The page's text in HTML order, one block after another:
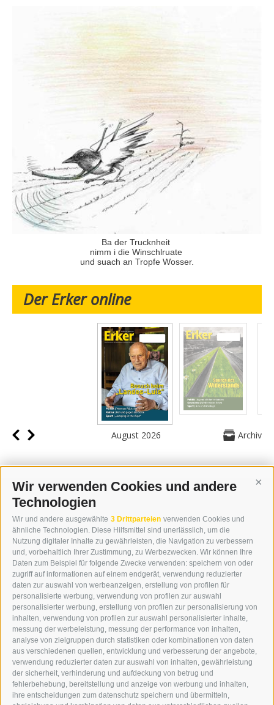
Wir verwenden Cookies und andere
Technologien
Wir und andere ausgewählte 3 Drittparteien verwenden Cookies und
ähnliche Technologien. Diese Hilfsmittel sind unerlässlich, um die
Nutzung digitaler Inhalte zu gewährleisten, die Navigation zu verbessern
und, vorbehaltlich Ihrer Zustimmung, zu Werbezwecken. Wir können Ihre
Daten zum Beispiel für folgende Zwecke verwenden: speichern von oder
zugriff auf informationen auf einem endgerät, verwendung reduzierter
daten zur auswahl von werbeanzeigen, erstellung von profilen für
personalisierte werbung, verwendung von profilen zur auswahl
personalisierter werbung, erstellung von profilen zur personalisierung von
inhalten, verwendung von profilen zur auswahl personalisierter inhalte,
messung der werbeleistung, messung der performance von inhalten,
analyse von zielgruppen durch statistiken oder kombinationen von daten
aus verschiedenen quellen, entwicklung und verbesserung der angebote,
verwendung reduzierter daten zur auswahl von inhalten, gewährleistung
der sicherheit, verhinderung und aufdeckung von betrug und
fehlerbehebung, bereitstellung und anzeige von werbung und inhalten,
ihre entscheidungen zum datenschutz speichern und übermitteln,
Ba der Trucknheit
nimm i die Winschlruate
und suach an Tropfe Wosser.
Der Erker online
August 2026 Archiv
KONTAKT
WIPP-MEDIA GMBH
DER ERKER
NEUSTADT 20A
I-39049 STERZING
TEL.: +39 0472 766876
GRAFIK@DERERKER.IT
INFO@DERERKER.IT
BARBARA.FONTANA@DERERKER.IT
DER ERKER
WERBEN IM ERKER
ONLINE-WERBUNG
SEPA-DAUERAUFTRAG